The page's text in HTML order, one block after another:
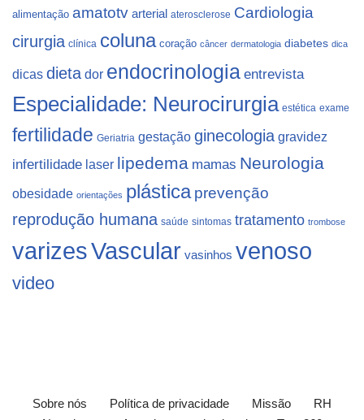
alimentação amatotv arterial aterosclerose Cardiologia
cirurgia clínica coluna coração câncer dermatologia diabetes dica
dicas dieta dor endocrinologia entrevista
Especialidade: Neurocirurgia estética exame
fertilidade Geriatria gestação ginecologia gravidez
infertilidade laser lipedema mamas Neurologia
obesidade orientações plástica prevenção
reprodução humana saúde sintomas tratamento trombose
varizesVascular vasinhos venoso
video
Sobre nós Política de privacidade Missão
RH